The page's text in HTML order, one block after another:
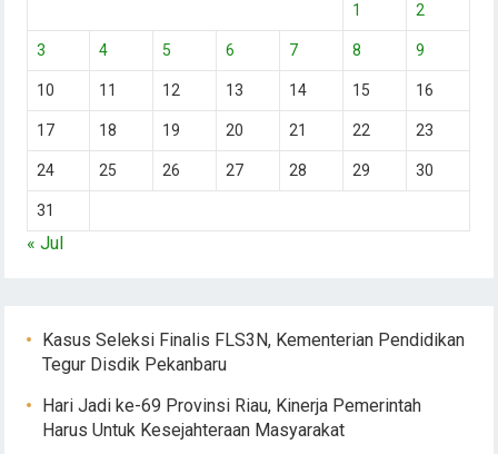
1 2
3 4 5 6 7 8 9
10 11 12 13 14 15 16
17 18 19 20 21 22 23
24 25 26 27 28 29 30
31
« Jul
Kasus Seleksi Finalis FLS3N, Kementerian Pendidikan
Tegur Disdik Pekanbaru
Hari Jadi ke-69 Provinsi Riau, Kinerja Pemerintah
Harus Untuk Kesejahteraan Masyarakat